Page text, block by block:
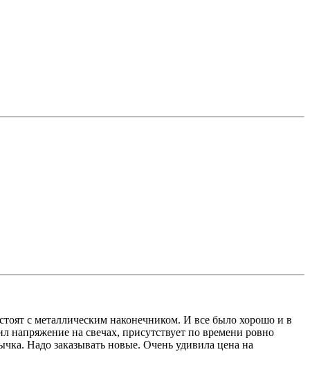
с металлическим наконечником. И все было хорошо и в
напряжение на свечах, присутствует по времени ровно
Надо заказывать новые. Очень удивила цена на